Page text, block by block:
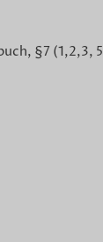
§7 (1,2,3, 5